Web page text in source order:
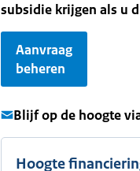
subsidie krijgen als u
Aanvraag
beheren
Blijf op de hoogte
Hoogte